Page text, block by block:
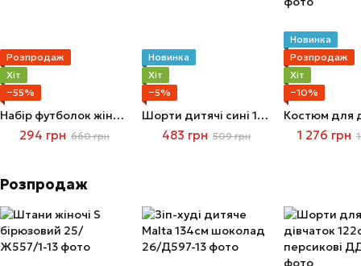
Розпродаж
Хіт
−55%
Набір футболок жіночих (2шт) 44р світло-сіра
294 грн 660 грн
Новинка
Хіт
−5%
Шорти дитячі сині 122см
483 грн 509 грн
Новинка
Розпродаж
Хіт
−10%
1 276 грн
Розпродаж